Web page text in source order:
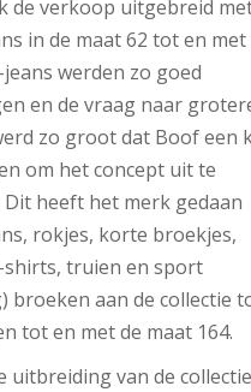
de verkoop uitgebreid
in de maat 62 tot en met
werden zo goed
en de vraag naar
zo groot dat Boof een
om het concept uit te
Dit heeft het merk gedaan
rokjes, korte broekjes,
shirts, truien en sport
broeken aan de collectie
tot en met de maat 164.
uitbreiding van de collectie